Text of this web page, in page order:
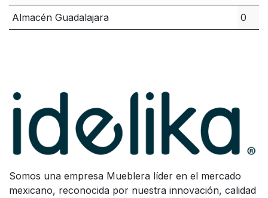
Almacén Guadalajara 0
Somos una empresa Mueblera líder en el mercado
mexicano, reconocida por nuestra innovación, calidad